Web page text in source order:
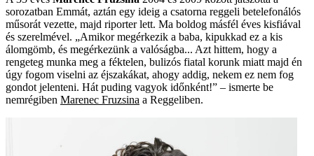
sorozatban Emmát, aztán egy ideig a csatorna reggeli betelefonálós
műsorát vezette, majd riporter lett. Ma boldog másfél éves kisfiával
és szerelmével. „Amikor megérkezik a baba, kipukkad ez a kis
álomgömb, és megérkezünk a valóságba... Azt hittem, hogy a
rengeteg munka meg a féktelen, bulizós fiatal korunk miatt majd én
úgy fogom viselni az éjszakákat, ahogy addig, nekem ez nem fog
gondot jelenteni. Hát puding vagyok időnként!” – ismerte be
nemrégiben Marenec Fruzsina a Reggeliben.